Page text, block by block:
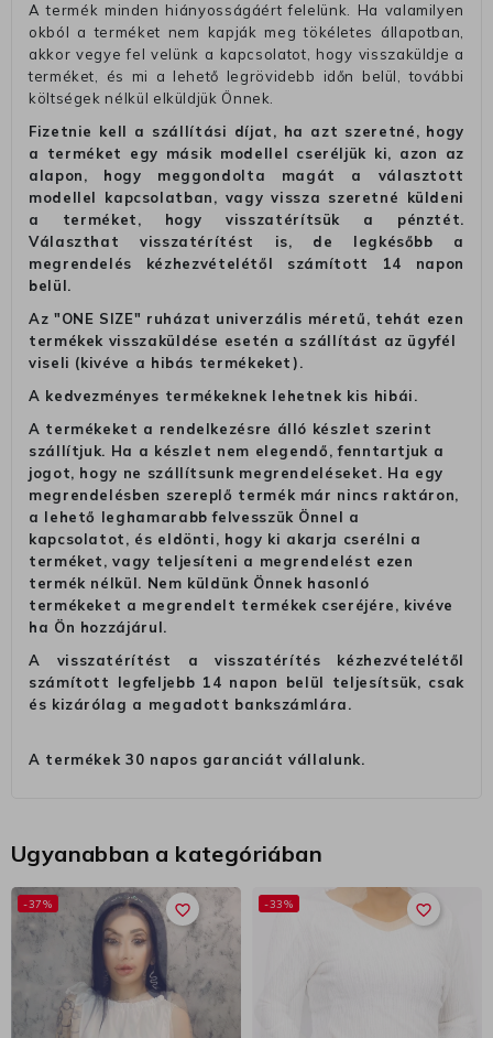
A termék minden hiányosságáért felelünk. Ha valamilyen
okból a terméket nem kapják meg tökéletes állapotban,
akkor vegye fel velünk a kapcsolatot, hogy visszaküldje a
terméket, és mi a lehető legrövidebb időn belül, további
költségek nélkül elküldjük Önnek.
Fizetnie kell a szállítási díjat, ha azt szeretné, hogy
a terméket egy másik modellel cseréljük ki, azon az
alapon, hogy meggondolta magát a választott
modellel kapcsolatban, vagy vissza szeretné küldeni
a terméket, hogy visszatérítsük a pénztét.
Választhat visszatérítést is, de legkésőbb a
megrendelés kézhezvételétől számított 14 napon
belül.
Az "ONE SIZE" ruházat univerzális méretű, tehát ezen
termékek visszaküldése esetén a szállítást az ügyfél
viseli (kivéve a hibás termékeket).
A kedvezményes termékeknek lehetnek kis hibái.
A termékeket a rendelkezésre álló készlet szerint
szállítjuk. Ha a készlet nem elegendő, fenntartjuk a
jogot, hogy ne szállítsunk megrendeléseket. Ha egy
megrendelésben szereplő termék már nincs raktáron,
a lehető leghamarabb felvesszük Önnel a
kapcsolatot, és eldönti, hogy ki akarja cserélni a
terméket, vagy teljesíteni a megrendelést ezen
termék nélkül. Nem küldünk Önnek hasonló
termékeket a megrendelt termékek cseréjére, kivéve
ha Ön hozzájárul.
A visszatérítést a visszatérítés kézhezvételétől
számított legfeljebb 14 napon belül teljesítsük, csak
és kizárólag a megadott bankszámlára.
A termékek 30 napos garanciát vállalunk.
Ugyanabban a kategóriában
favorite_border
-37% favorite_border
-33%